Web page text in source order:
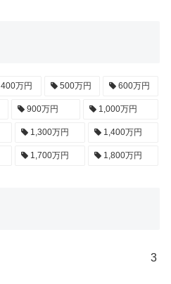
400万円 500万円 600万円
900万円 1,000万円
1,300万円 1,400万円
1,700万円 1,800万円
3